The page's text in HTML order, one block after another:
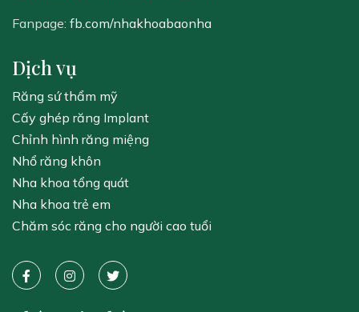
Fanpage: fb.com/nhakhoabaonha
Dịch vụ
Răng sứ thẩm mỹ
Cấy ghép răng Implant
Chỉnh hình răng miệng
Nhổ răng khôn
Nha khoa tổng quát
Nha khoa trẻ em
Chăm sóc răng cho người cao tuổi